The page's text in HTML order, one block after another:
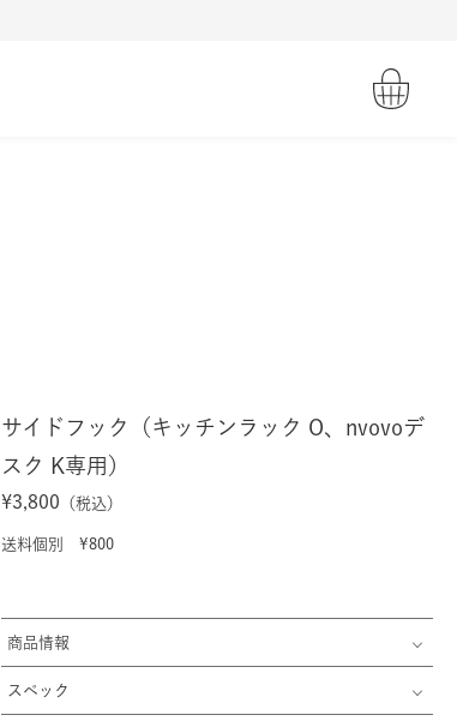
サイドフック（キッチンラック O、nvovoデ
スク K専用）
¥3,800 （税込）
送料個別 ¥800
商品情報
スペック